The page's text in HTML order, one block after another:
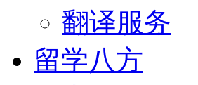
翻译服务
留学八方